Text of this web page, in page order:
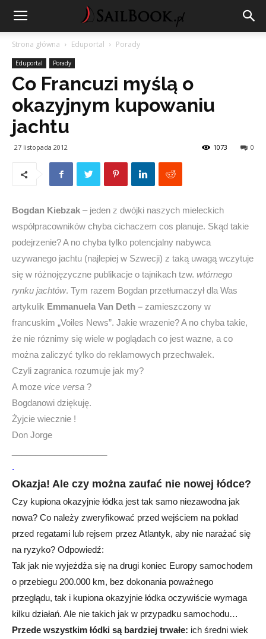
Strona główna Eduportal Porady
Eduportal Porady
Co Francuzi myślą o
okazyjnym kupowaniu
jachtu
27 listopada 2012 0
1073
Bogdan Kiebzak – jeden z dwójki naszych mieleckich
współpracowników chyba cichaczem cos planuje. Skąd takie
podejrzenie? A no chyba tylko potencjalny nabywca
uzywanego jachtu (najlepiej w Szwecji) z taką uwagą wczytuje
się w różnojęzyczne publikacje o tajnikach tzw. wtórnego
rynku jachtów. Tym razem Bogdan przetłumaczył dla Was
artykulik Emmanuela Van Deth – zamieszczony w
francuskim „Voiles News”. Jakie wrazenie? A no chyba takie,
że nie róznimy się wiele w poglądach co jest wazne, a co
można zaliczyć tylko do reklamowych przechwałek.
Czyli zagranica rozumuje jak my?
A moze vice versa ?
Bogdanowi dziękuję.
Żyjcie wiecznie !
Don Jorge
.
Okazja! Ale czy można zaufać nie nowej łódce?
Czy kupiona okazyjnie łódka jest tak samo niezawodna jak
nowa? Co należy zweryfikować przed wejściem na pokład
przed regatami lub rejsem przez Atlantyk, aby nie narażać się
na ryzyko? Odpowiedź:
Tak jak nie wyjeżdża się na drugi koniec Europy samochodem
o przebiegu 200.000 km, bez dokonania poważnego
przeglądu, tak i kupiona okazyjnie łódka oczywiście wymaga
kilku działań. Ale nie takich jak w przypadku samochodu…
Przede wszystkim łódki są bardziej trwałe: ich średni wiek